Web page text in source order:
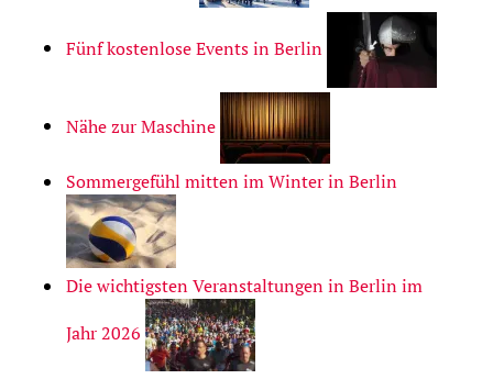
Fünf kostenlose Events in Berlin
Nähe zur Maschine
Sommergefühl mitten im Winter in Berlin
Die wichtigsten Veranstaltungen in Berlin im
Jahr 2026